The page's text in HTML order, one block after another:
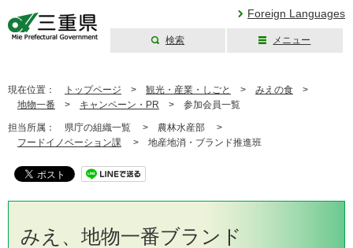
Foreign Languages
検索 メニュー
現在位置： トップページ > 観光・産業・しごと > みえの食 >
地物一番 > キャンペーン・PR > 参加会員一覧
担当所属： 県庁の組織一覧 > 農林水産部 >
フードイノベーション課 > 地産地消・ブランド推進班
みえ、地物一番ブランド